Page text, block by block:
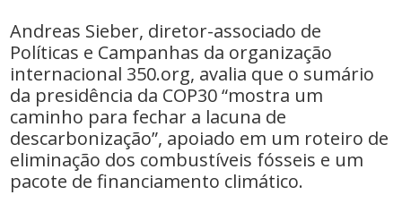
Andreas Sieber, diretor-associado de
Políticas e Campanhas da organização
internacional 350.org, avalia que o sumário
da presidência da COP30 “mostra um
caminho para fechar a lacuna de
descarbonização”, apoiado em um roteiro de
eliminação dos combustíveis fósseis e um
pacote de financiamento climático.